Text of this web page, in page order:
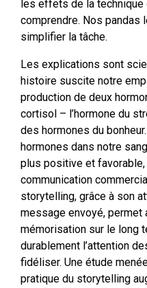
les effets de la
comprendre. Nos pandas
simplifier la tâche.
Les explications sont
histoire suscite notre
production de deux
cortisol – l’hormone du
des hormones du
hormones dans notre
plus positive et
communication
storytelling, grâce à son
message envoyé, permet
mémorisation sur le long
durablement l’attention
fidéliser. Une étude
pratique du storytelling